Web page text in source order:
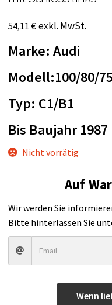
54,11 € exkl. MwSt.
Marke: Audi
Modell:100/80/
Typ: C1/B1
Bis Baujahr 1987
Nicht vorrätig
Auf
Wir werden Sie
Bitte hinterlassen Sie
Wenn